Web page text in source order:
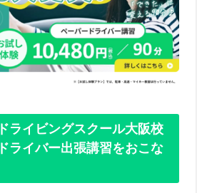
ライビングスクール大阪校
ライバー出張講習をおこな